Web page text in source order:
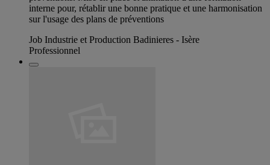
interne pour, rétablir une bonne pratique et une harmonisation
sur l'usage des plans de préventions
Job Industrie et Production Badinieres - Isère
Professionnel